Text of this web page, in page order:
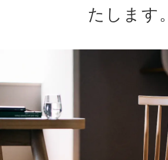
たします。